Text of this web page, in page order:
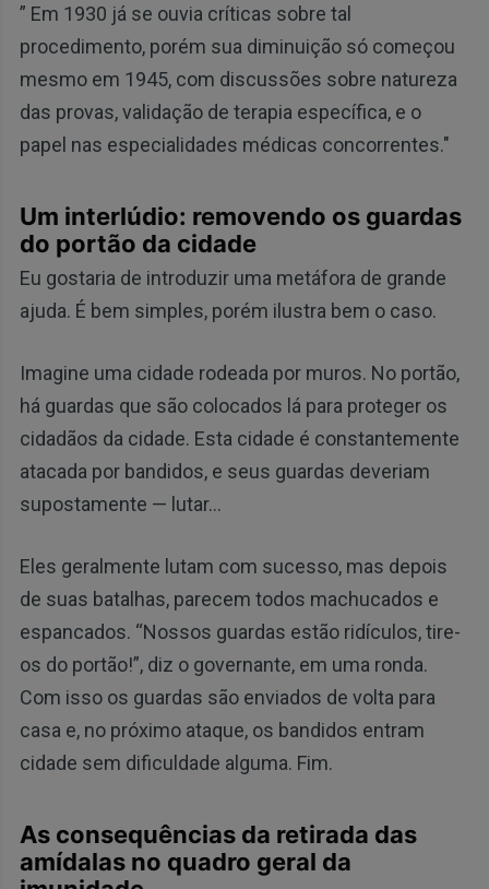
” Em 1930 já se ouvia críticas sobre tal
procedimento, porém sua diminuição só começou
mesmo em 1945, com discussões sobre natureza
das provas, validação de terapia específica, e o
papel nas especialidades médicas concorrentes."
Um interlúdio: removendo os guardas
do portão da cidade
Eu gostaria de introduzir uma metáfora de grande
ajuda. É bem simples, porém ilustra bem o caso.
Imagine uma cidade rodeada por muros. No portão,
há guardas que são colocados lá para proteger os
cidadãos da cidade. Esta cidade é constantemente
atacada por bandidos, e seus guardas deveriam
supostamente — lutar…
Eles geralmente lutam com sucesso, mas depois
de suas batalhas, parecem todos machucados e
espancados. “Nossos guardas estão ridículos, tire-
os do portão!”, diz o governante, em uma ronda.
Com isso os guardas são enviados de volta para
casa e, no próximo ataque, os bandidos entram
cidade sem dificuldade alguma. Fim.
As consequências da retirada das
amídalas no quadro geral da